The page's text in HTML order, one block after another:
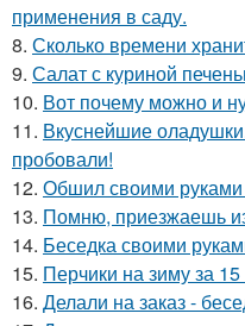
применения в саду.
8. Сколько времени
9. Салат с куриной
10. Вот почему можно и
11. Вкуснейшие
пробовали!
12. Обшил своими руками
13. Помню, приезжаешь
14. Беседка своими
15. Перчики на зиму за
16. Делали на заказ -